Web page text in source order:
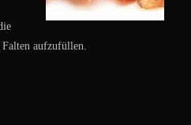
aufzufüllen.